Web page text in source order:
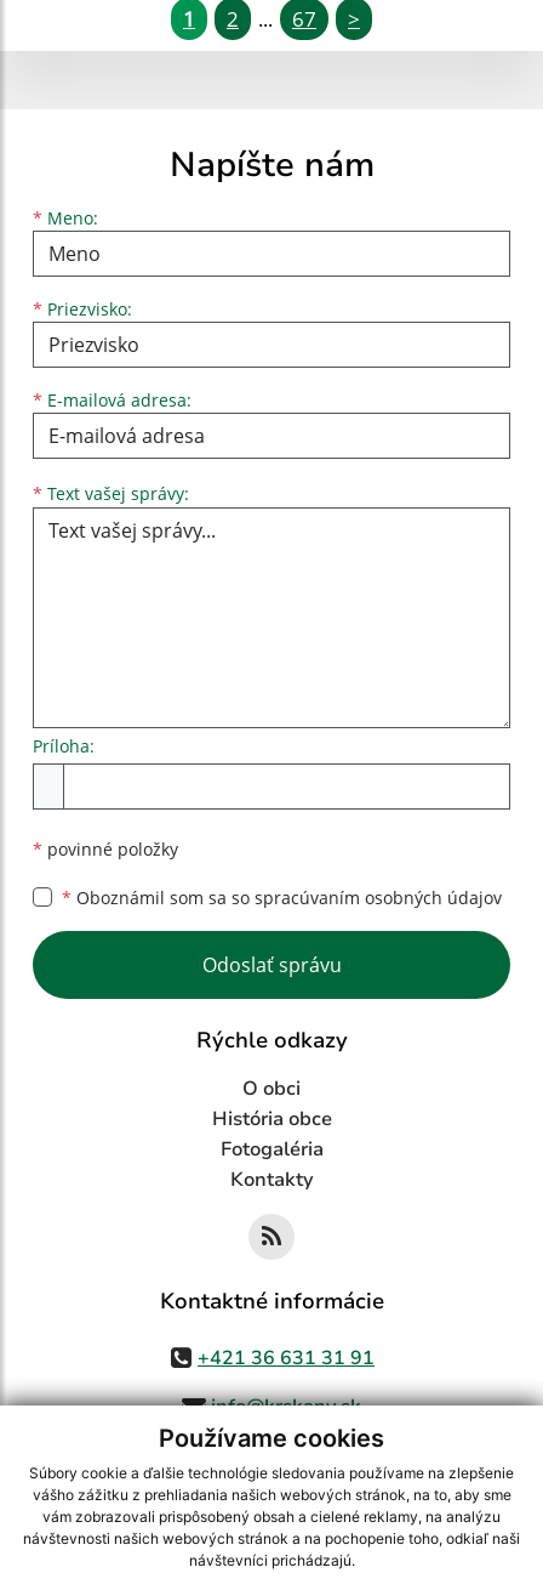
Používame cookies
Súbory cookie a ďalšie technológie sledovania používame na zlepšenie
vášho zážitku z prehliadania našich webových stránok, na to, aby sme
vám zobrazovali prispôsobený obsah a cielené reklamy, na analýzu
návštevnosti našich webových stránok a na pochopenie toho, odkiaľ naši
návštevníci prichádzajú.
1 2 ... 67 >
Napíšte nám
* Meno:
Meno
* Priezvisko:
Priezvisko
* E-mailová adresa:
E-mailová adresa
* Text vašej správy:
Príloha:
* povinné položky
* Oboznámil som sa so spracúvaním osobných údajov
Google reCaptcha Response
Odoslať správu
Rýchle odkazy
O obci
História obce
Fotogaléria
Kontakty
Kontaktné informácie
+421 36 631 31 91
info@krskany.sk
využite možnosť získavania aktuálnych informácií s využitím RSS
CMS systém (redakčný) systém ECHELON 2,Mapa stránok,web portál
webex.digital, s.r.o.,domény,registrácia domény